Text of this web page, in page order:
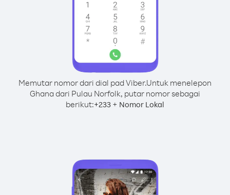
Memutar nomor dari dial pad Viber.Untuk menelepon
Ghana dari Pulau Norfolk, putar nomor sebagai
berikut:+233 + Nomor Lokal